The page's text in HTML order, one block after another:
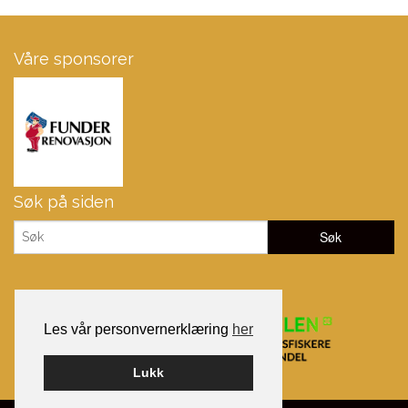
Les vår personvernerklæring her
Lukk
Våre sponsorer
Søk på siden